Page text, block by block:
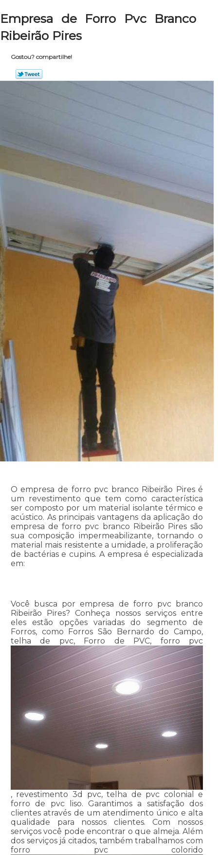
Empresa de Forro Pvc Branco
Ribeirão Pires
Gostou? compartilhe!
O empresa de forro pvc branco Ribeirão Pires é
um revestimento que tem como característica
ser composto por um material isolante térmico e
acústico. As principais vantagens da aplicação do
empresa de forro pvc branco Ribeirão Pires são
sua composição impermeabilizante, tornando o
material mais resistente a umidade, a proliferação
de bactérias e cupins. A empresa é especializada
em:
Você busca por empresa de forro pvc branco
Ribeirão Pires? Conheça nossos serviços entre
eles estão opções variadas do segmento de
Forros, como Forros São Bernardo do Campo,
telha de pvc, Forro de PVC, forro pvc
, revestimento 3d pvc, telha de pvc colonial e
forro de pvc liso. Garantimos a satisfação dos
clientes através de um atendimento único e alta
qualidade para nossos clientes. Com nossos
serviços você pode encontrar o que almeja. Além
dos serviços já citados, também trabalhamos com
forro pvc colorido